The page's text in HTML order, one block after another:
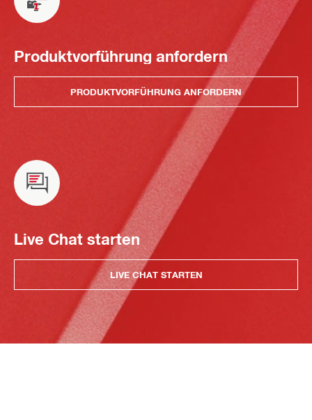
Produktvorführung anfordern
PRODUKTVORFÜHRUNG ANFORDERN
Live Chat starten
LIVE CHAT STARTEN